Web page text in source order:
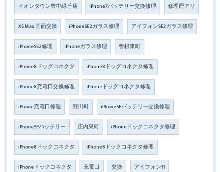
イオンタウン豊中緑丘店 iPhone7バッテリー交換修理 修理歴アリ
XS Max 画面交換 iPhoneSE2ガラス修理 アイフォンSE2ガラス修理
iPhoneSE2修理 iPhoneガラス修理 曾根東町
iPhone8ドッグコネクタ iPhone8ドッグコネクタ修理
iPhone8充電口交換修理 iPhoneドッグコネクタ修理
iPhone充電口修理 野田町 iPhoneSEバッテリー交換修理
iPhoneSEバッテリー 庄内東町 iPhoneドックコネクタ修理
iPhone8ドックコネクタ iPhone8ドックコネクタ修理
iPhoneドックコネクタ 充電口 交換 アイフォン11